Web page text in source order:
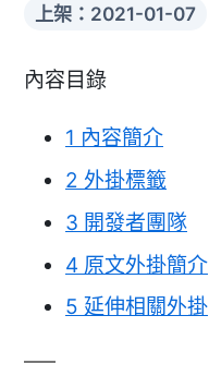
上架：2021-01-07
內容目錄
1 內容簡介
2 外掛標籤
3 開發者團隊
4 原文外掛簡介
5 延伸相關外掛